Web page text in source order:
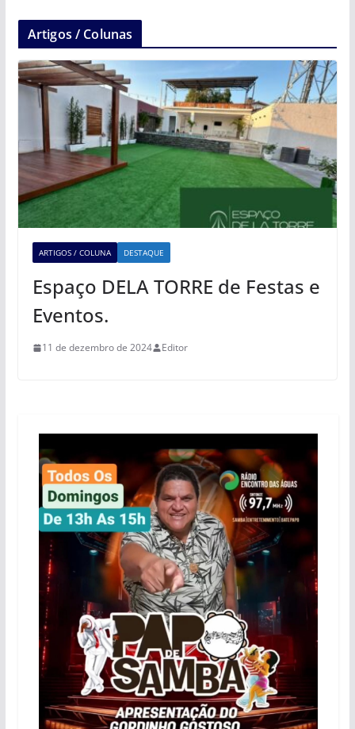
Artigos / Colunas
ARTIGOS / COLUNA DESTAQUE
Espaço DELA TORRE de Festas e
Eventos.
11 de dezembro de 2024 Editor